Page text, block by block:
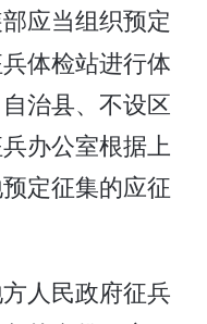
应当组织预定
体检站进行体
治县、不设区
办公室根据上
定征集的应征
人民政府征兵